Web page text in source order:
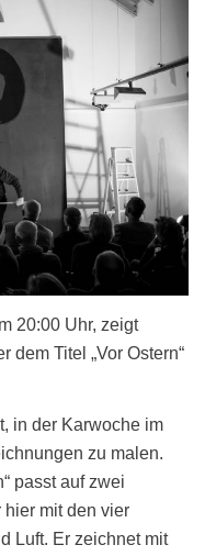
VERANSTALTUNG
20:00 Uhr, zeigt
dem Titel „Vor Ostern“
in der Karwoche im
zu malen.
passt auf zwei
hier mit den vier
Luft. Er zeichnet mit